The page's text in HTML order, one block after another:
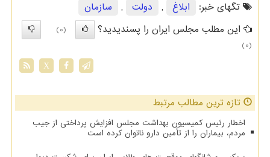
تگهای خبر:
ابلاغ , دولت ,
سازمان
این مطلب مجلس ایران را پسندیدید؟
(0)
(0)
X
تازه ترین مطالب مرتبط
اخطار رئیس کمیسیون بهداشت مجلس افزایش پرداختی از جیب
مردم، بیماران را از تأمین دارو ناتوان کرده است